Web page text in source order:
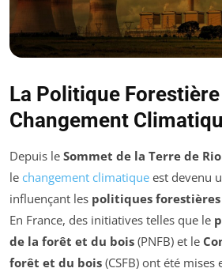
La Politique
Changement
Depuis le Sommet de la Terre de
le changement climatique est devenu
influençant les politiques forestières
En France, des initiatives telles que le
de la forêt et du bois (PNFB) et le
forêt et du bois (CSFB) ont été mises